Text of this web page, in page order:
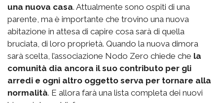
una nuova casa. Attualmente sono ospiti di una
parente, ma è importante che trovino una nuova
abitazione in attesa di capire cosa sarà di quella
bruciata, di loro proprietà. Quando la nuova dimora
sarà scelta, l’associazione Nodo Zero chiede che la
comunità dia ancora il suo contributo per gli
arredi e ogni altro oggetto serva per tornare alla
normalità. E allora farà una lista completa dei nuovi